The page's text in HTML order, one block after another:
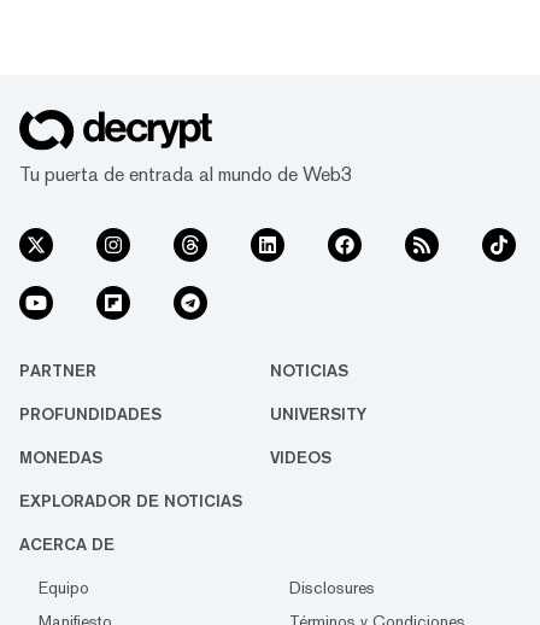
Tu puerta de entrada al mundo de Web3
PARTNER NOTICIAS
PROFUNDIDADES UNIVERSITY
MONEDAS VIDEOS
EXPLORADOR DE NOTICIAS
ACERCA DE
Equipo
Disclosures